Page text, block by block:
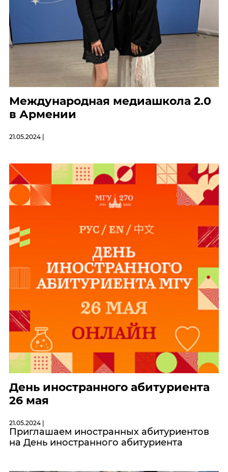
Международная медиашкола 2.0
в Армении
21.05.2024 |
День иностранного абитуриента
26 мая
21.05.2024 |
Приглашаем иностранных абитуриентов
на День иностранного абитуриента